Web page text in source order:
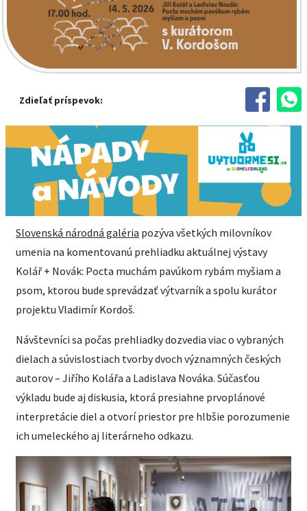
Zdieľať príspevok:
Slovenská národná galéria pozýva všetkých milovníkov
umenia na komentovanú prehliadku aktuálnej výstavy
Kolář + Novák: Pocta muchám pavúkom rybám myšiam a
psom, ktorou bude sprevádzať výtvarník a spolu kurátor
projektu Vladimír Kordoš.
Návštevníci sa počas prehliadky dozvedia viac o vybraných
dielach a súvislostiach tvorby dvoch významných českých
autorov – Jiřího Kolářa a Ladislava Nováka. Súčasťou
výkladu bude aj diskusia, ktorá presiahne prvoplánové
interpretácie diel a otvorí priestor pre hlbšie porozumenie
ich umeleckého aj literárneho odkazu.